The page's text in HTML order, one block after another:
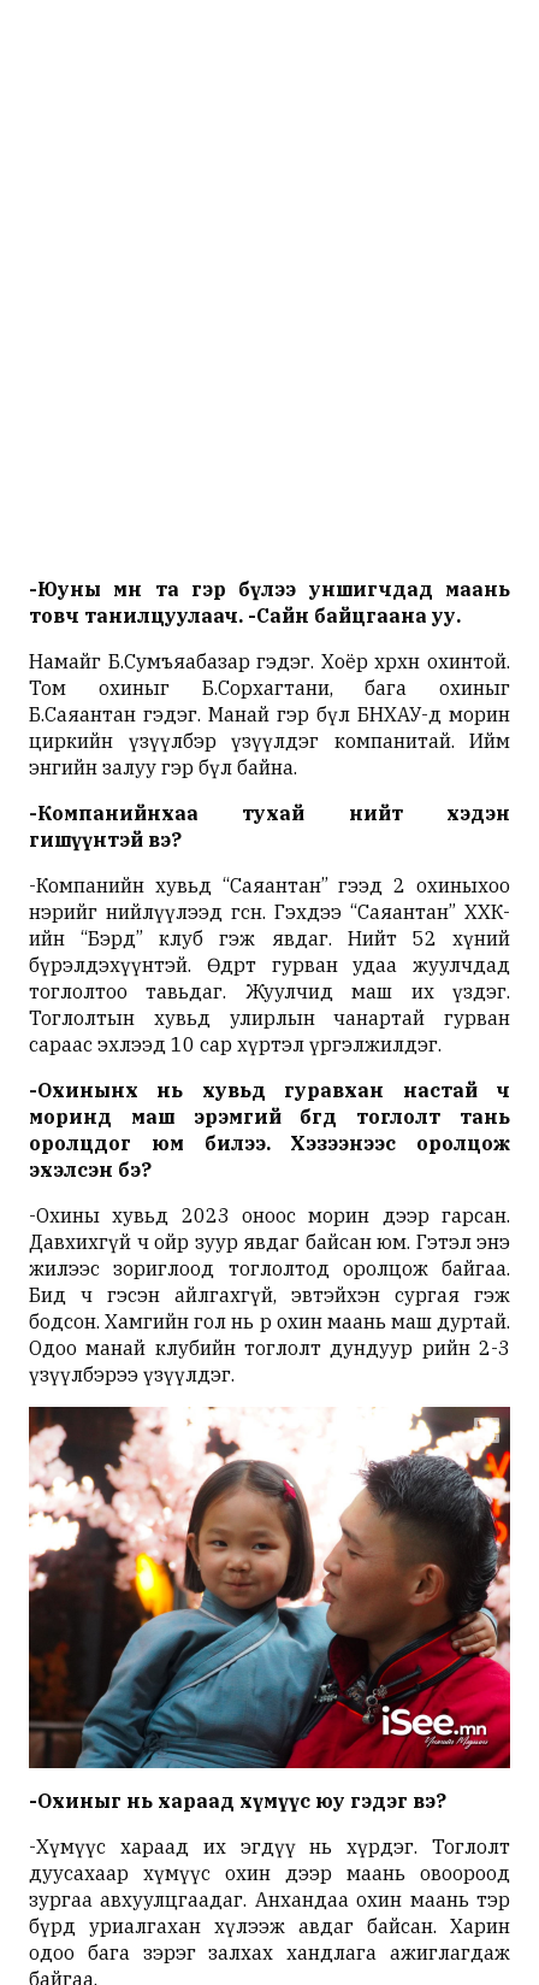
-Юуны өмнө та гэр бүлээ уншигчдад маань
товч танилцуулаач. -Сайн байцгаана уу.
Намайг Б.Сумъяабазар гэдэг. Хоёр хөөрхөн охинтой.
Том охиныг Б.Сорхагтани, бага охиныг
Б.Саяантан гэдэг. Манай гэр бүл БНХАУ-д морин
циркийн үзүүлбэр үзүүлдэг компанитай. Ийм
энгийн залуу гэр бүл байна.
-Компанийнхаа тухай нийт хэдэн
гишүүнтэй вэ?
-Компанийн хувьд “Саяантан” гээд 2 охиныхоо
нэрийг нийлүүлээд өгсөн. Гэхдээ “Саяантан” ХХК-
ийн “Бэрд” клуб гэж явдаг. Нийт 52 хүний
бүрэлдэхүүнтэй. Өдөрт гурван удаа жуулчдад
тоглолтоо тавьдаг. Жуулчид маш их үздэг.
Тоглолтын хувьд улирлынчанартай гурван
сараас эхлээд 10 сар хүртэл үргэлжилдэг.
-Охинынх нь хувьд гуравхан настай ч
моринд маш эрэмгий бөгөөд тоглолт тань
оролцдог юм билээ. Хэзээнээс оролцож
эхэлсэн бэ?
-Охины хувьд 2023 оноос морин дээр гарсан.
Давхихгүй ч ойр зуур явдаг байсан юм. Гэтэл энэ
жилээс зориглоод тоглолтод оролцож байгаа.
Бид ч гэсэн айлгахгүй, эвтэйхэн сургая гэж
бодсон. Хамгийн гол нь өөрөө охин маань маш дуртай.
Одоо манай клубийн тоглолт дундуур өөрийн 2-3
үзүүлбэрээ үзүүлдэг.
-Охиныг нь хараад хүмүүс юу гэдэг вэ?
-Хүмүүс хараад их эгдүү нь хүрдэг. Тоглолт
дуусахаар хүмүүс охин дээр маань овоороод
зургаа авхуулцгаадаг. Анхандаа охин маань тэр
бүрд уриалгахан хүлээж авдаг байсан. Харин
одоо бага зэрэг залхах хандлага ажиглагдаж
байгаа.